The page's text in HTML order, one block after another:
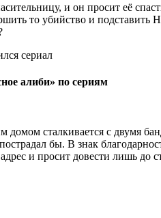
и он просит её
то убийство и
алиби» по сериям
сталкивается с двумя
бы. В знак
и просит довести лишь до